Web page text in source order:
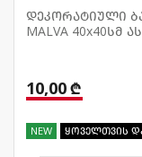
დეკორატიული
MALVA 40x40სმ
10,00 ₾
NEW ყოველთვის